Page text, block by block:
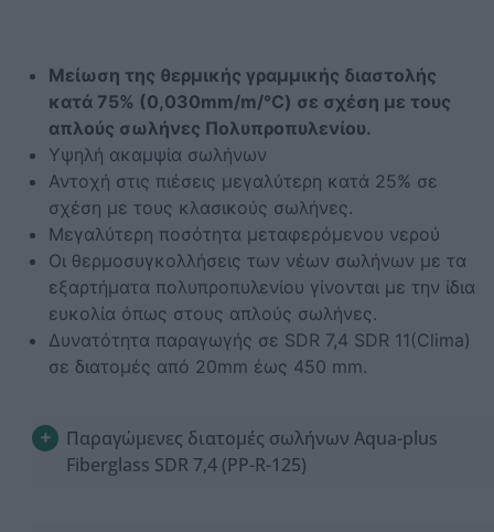
Μείωση της θερμικής γραμμικής διαστολής
κατά 75% (0,030mm/m/°C) σε σχέση με τους
απλούς σωλήνες Πολυπροπυλενίου.
Υψηλή ακαμψία σωλήνων
Αντοχή στις πιέσεις μεγαλύτερη κατά 25% σε
σχέση με τους κλασικούς σωλήνες.
Μεγαλύτερη ποσότητα μεταφερόμενου νερού
Οι θερμοσυγκολλήσεις των νέων σωλήνων με τα
εξαρτήματα πολυπροπυλενίου γίνονται με την ίδια
ευκολία όπως στους απλούς σωλήνες.
Δυνατότητα παραγωγής σε SDR 7,4 SDR 11(Clima)
σε διατομές από 20mm έως 450 mm.
Παραγώμενες διατομές σωλήνων Aqua-plus
Fiberglass SDR 7,4 (PP-R-125)